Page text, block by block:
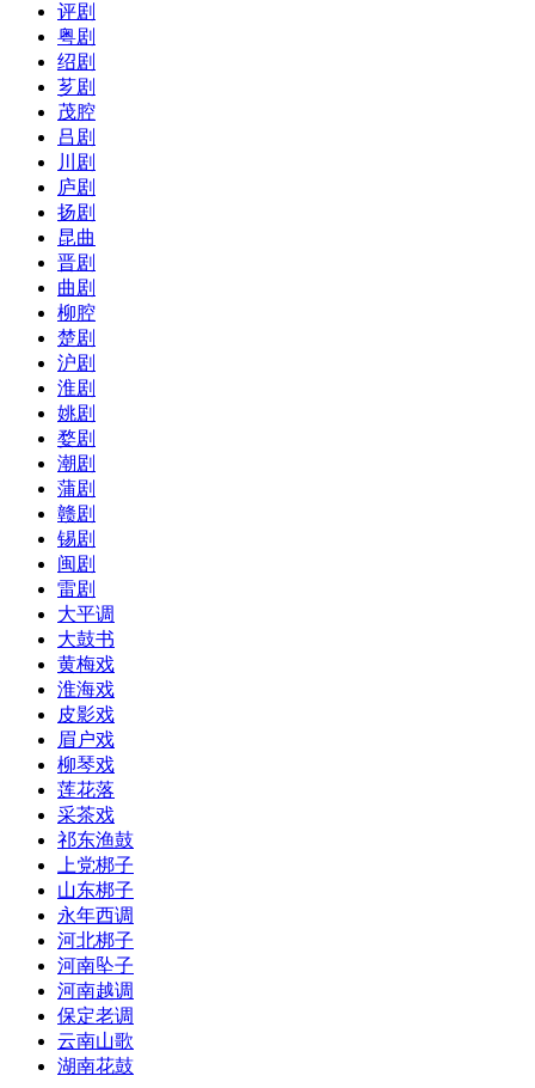
评剧
粤剧
绍剧
芗剧
茂腔
吕剧
川剧
庐剧
扬剧
昆曲
晋剧
曲剧
柳腔
楚剧
沪剧
淮剧
姚剧
婺剧
潮剧
蒲剧
赣剧
锡剧
闽剧
雷剧
大平调
大鼓书
黄梅戏
淮海戏
皮影戏
眉户戏
柳琴戏
莲花落
采茶戏
祁东渔鼓
上党梆子
山东梆子
永年西调
河北梆子
河南坠子
河南越调
保定老调
云南山歌
湖南花鼓